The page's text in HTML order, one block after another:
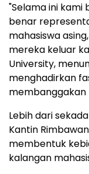
"Selama ini
benar
mahasiswa
mereka keluar
University,
menghadirkan
membanggakan
Lebih dari
Kantin
membentuk
kalangan